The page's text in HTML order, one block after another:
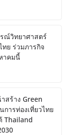
ณ์วิทยาศาสตร์
ทย ร่วมภารกิจ
าคมนี้
สร้าง Green
ารท่องเที่ยวไทย
Thailand